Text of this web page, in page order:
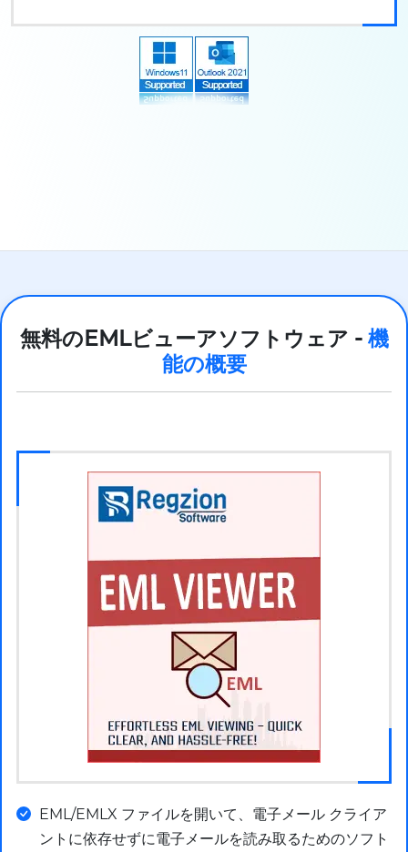
無料のEMLビューアソフトウェア - 機
能の概要
EML/EMLX ファイルを開いて、電子メール クライア
ントに依存せずに電子メールを読み取るためのソフト